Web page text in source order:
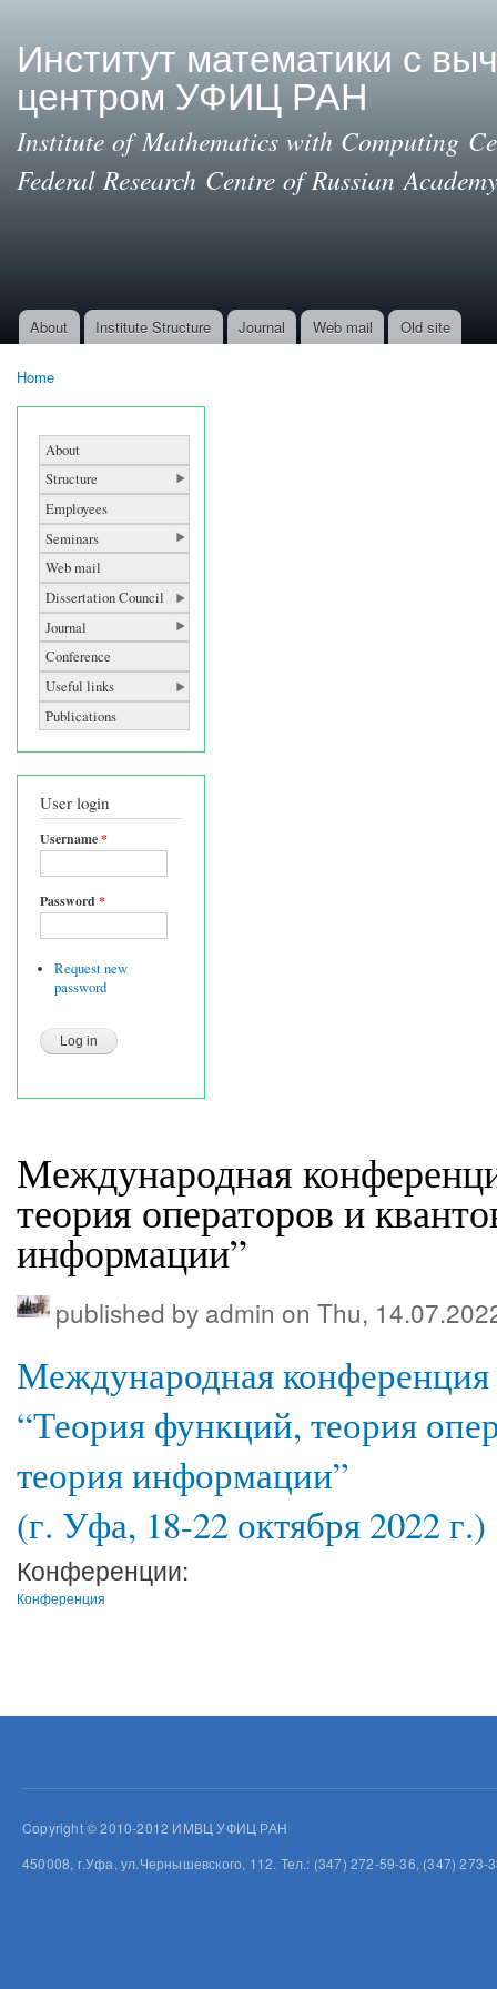
Институт математики с
центром УФИЦ РАН
Institute of Mathematics with Computing
Federal Research Centre of Russian
Main menu
About Institute Structure Journal Web mail Old site
Home
About
Structure
Employees
Seminars
Web mail
Dissertation Council
Journal
Conference
Useful links
Publications
User login
Username*
Password*
Request new
password
Международная
теория операторов и
информации”
published by admin on Thu,
Международная конференция
“Теория функций, теория
теория информации”
(г. Уфа, 18-22 октября 2022 г.)
Конференции:
Конференция
Copyright © 2010-2012 ИМВЦ УФИЦ РАН
450008, г.Уфа, ул.Чернышевского, 112. Тел.: (347) 272-59-36, (347)